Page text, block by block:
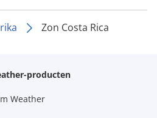
Zon Costa Rica
producten
Weather